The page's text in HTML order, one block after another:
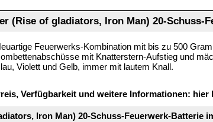
(Rise of gladiators, Iron Man) 20-Schuss-
Feuerwerks-Kombination mit bis zu 500
mit Knatterstern-Aufstieg und
Violett und Gelb, immer mit lautem Knall.
Verfügbarkeit und weitere Informationen: hier
Iron Man) 20-Schuss-Feuerwerk-Batterie